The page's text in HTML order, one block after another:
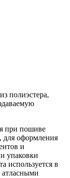
полиэстера,
при пошиве
для оформления
и
упаковки
используется в
атласными